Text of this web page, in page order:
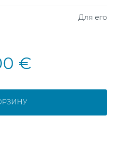
Для его
€